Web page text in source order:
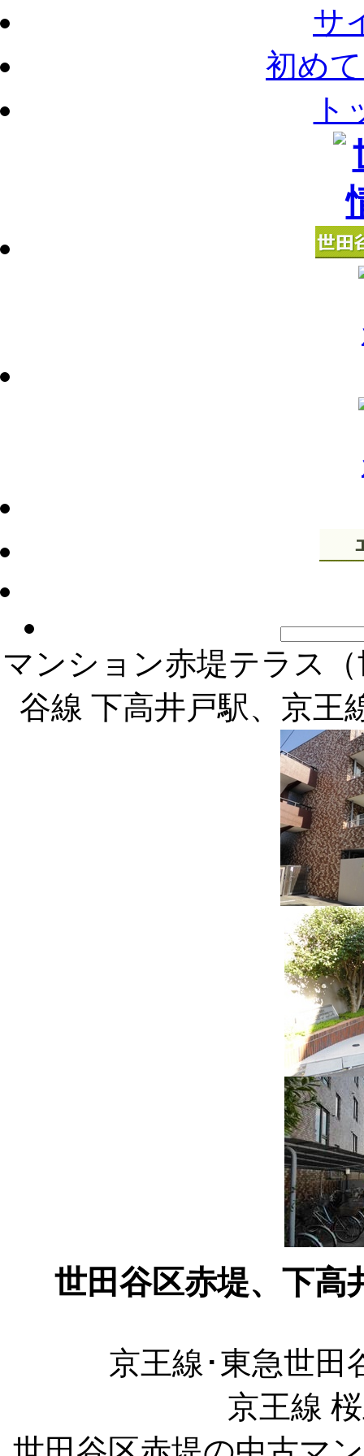
サ
初め
ト
マンション赤堤テラス
谷線 下高井戸駅、京王
世田谷区赤堤、下高
京王線･東急世田
京王線